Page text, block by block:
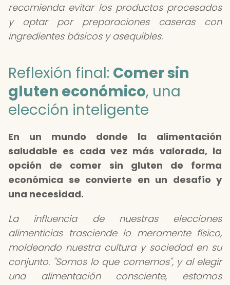
recomienda evitar los productos procesados
y optar por preparaciones caseras con
ingredientes básicos y asequibles.
Reflexión final: Comer sin
gluten económico, una
elección inteligente
En un mundo donde la alimentación
saludable es cada vez más valorada, la
opción de comer sin gluten de forma
económica se convierte en un desafío y
una necesidad.
La influencia de nuestras elecciones
alimenticias trasciende lo meramente físico,
moldeando nuestra cultura y sociedad en su
conjunto. "Somos lo que comemos", y al elegir
una alimentación consciente, estamos